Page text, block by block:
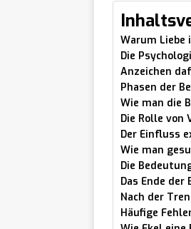
Warum Liebe
Die
Anzeichen
Phasen der
Wie man die
Die Rolle von
Der Einfluss
Wie man
Die
Das Ende
Nach der
Häufige